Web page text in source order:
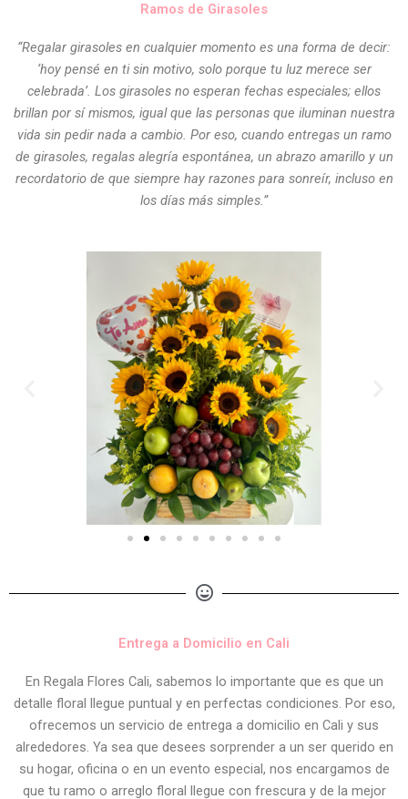
Ramos de Girasoles
“Regalar girasoles en cualquier momento es una forma de decir:
‘hoy pensé en ti sin motivo, solo porque tu luz merece ser
celebrada’. Los girasoles no esperan fechas especiales; ellos
brillan por sí mismos, igual que las personas que iluminan nuestra
vida sin pedir nada a cambio. Por eso, cuando entregas un ramo
de girasoles, regalas alegría espontánea, un abrazo amarillo y un
recordatorio de que siempre hay razones para sonreír, incluso en
los días más simples.”
Entrega a Domicilio en Cali
En Regala Flores Cali, sabemos lo importante que es que un
detalle floral llegue puntual y en perfectas condiciones. Por eso,
ofrecemos un servicio de entrega a domicilio en Cali y sus
alrededores. Ya sea que desees sorprender a un ser querido en
su hogar, oficina o en un evento especial, nos encargamos de
que tu ramo o arreglo floral llegue con frescura y de la mejor